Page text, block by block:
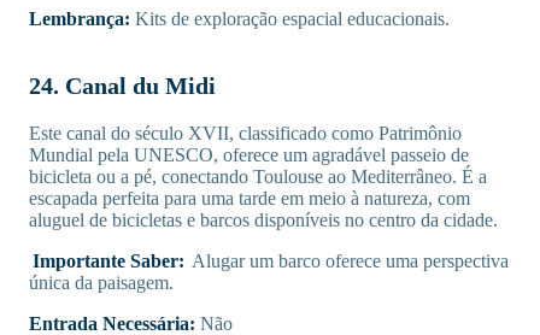
Lembrança: Kits de exploração espacial educacionais.
24. Canal du Midi
Este canal do século XVII, classificado como Patrimônio
Mundial pela UNESCO, oferece um agradável passeio de
bicicleta ou a pé, conectando Toulouse ao Mediterrâneo. É a
escapada perfeita para uma tarde em meio à natureza, com
aluguel de bicicletas e barcos disponíveis no centro da cidade.
Importante Saber: Alugar um barco oferece uma perspectiva
única da paisagem.
Entrada Necessária: Não